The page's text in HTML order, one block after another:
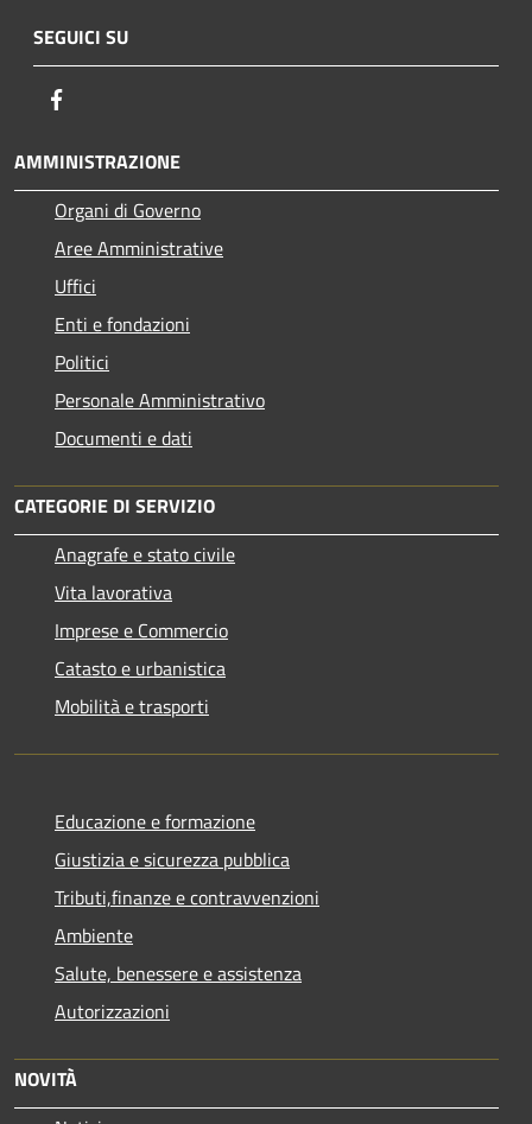
SEGUICI SU
AMMINISTRAZIONE
Organi di Governo
Aree Amministrative
Uffici
Enti e fondazioni
Politici
Personale Amministrativo
Documenti e dati
CATEGORIE DI SERVIZIO
Anagrafe e stato civile
Vita lavorativa
Imprese e Commercio
Catasto e urbanistica
Mobilità e trasporti
Educazione e formazione
Giustizia e sicurezza pubblica
Tributi,finanze e contravvenzioni
Ambiente
Salute, benessere e assistenza
Autorizzazioni
NOVITÀ